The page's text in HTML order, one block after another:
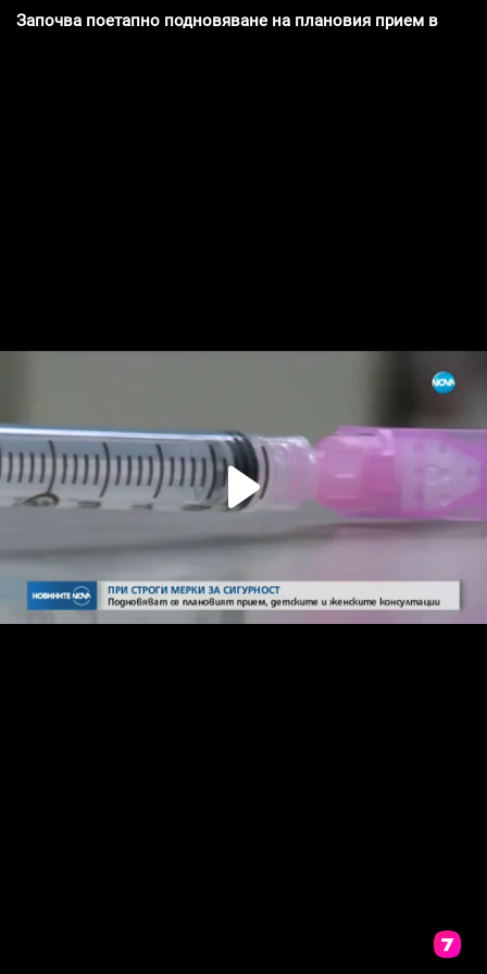
Започва поетапно подновяване на плановия прием в